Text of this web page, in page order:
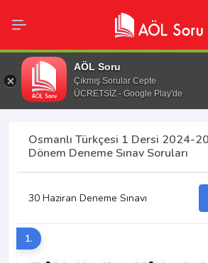
AÖL Soru
Çıkmış Sorular Cepte
ÜCRETSİZ - Google Play'de
Osmanlı Türkçesi 1 Dersi 2024-
Dönem Deneme Sınav Soruları
30 Haziran Deneme Sınavı
1.